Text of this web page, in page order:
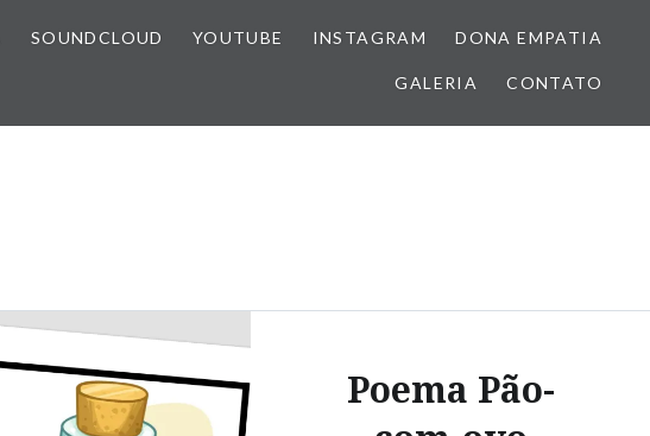
SOUNDCLOUD YOUTUBE INSTAGRAM DONA EMPATIA
GALERIA CONTATO
Poema Pão-